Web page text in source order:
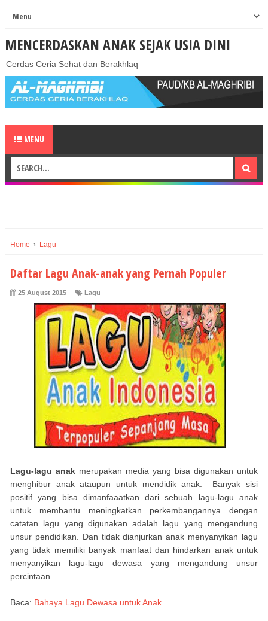
MENCERDASKAN ANAK SEJAK USIA DINI
Cerdas Ceria Sehat dan Berakhlaq
MENU
Home › Lagu
Daftar Lagu Anak-anak yang Pernah Populer
25 August 2015 Lagu
Lagu-lagu anak merupakan media yang bisa digunakan untuk
menghibur anak ataupun untuk mendidik anak. Banyak sisi
positif yang bisa dimanfaaatkan dari sebuah lagu-lagu anak
untuk membantu meningkatkan perkembangannya dengan
catatan lagu yang digunakan adalah lagu yang mengandung
unsur pendidikan. Dan tidak dianjurkan anak menyanyikan lagu
yang tidak memiliki banyak manfaat dan hindarkan anak untuk
menyanyikan lagu-lagu dewasa yang mengandung unsur
percintaan.
Baca: Bahaya Lagu Dewasa untuk Anak